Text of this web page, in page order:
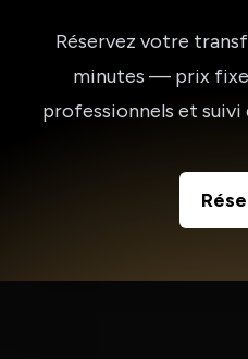
Réservez votre
minutes — prix
professionnels et suivi